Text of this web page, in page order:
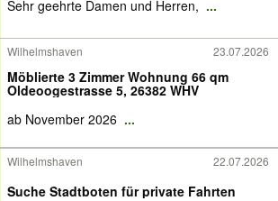
Sehr geehrte Damen und Herren, ...
Wilhelmshaven 23.07.2026
Möblierte 3 Zimmer Wohnung 66 qm
Oldeoogestrasse 5, 26382 WHV
ab November 2026 ...
Wilhelmshaven 22.07.2026
Suche Stadtboten für private Fahrten